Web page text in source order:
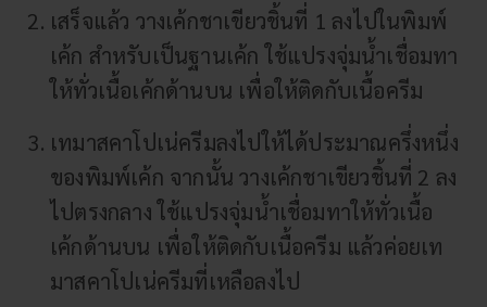
เสร็จแล้ว วางเค้กชาเขียวชิ้นที่ 1 ลงไปในพิมพ์
เค้ก สำหรับเป็นฐานเค้ก ใช้แปรงจุ่มน้ำเชื่อมทา
ให้ทั่วเนื้อเค้กด้านบน เพื่อให้ติดกับเนื้อครีม
เทมาสคาโปเน่ครีมลงไปให้ได้ประมาณครึ่งหนึ่ง
ของพิมพ์เค้ก จากนั้น วางเค้กชาเขียวชิ้นที่ 2 ลง
ไปตรงกลาง ใช้แปรงจุ่มน้ำเชื่อมทาให้ทั่วเนื้อ
เค้กด้านบน เพื่อให้ติดกับเนื้อครีม แล้วค่อยเท
มาสคาโปเน่ครีมที่เหลือลงไป